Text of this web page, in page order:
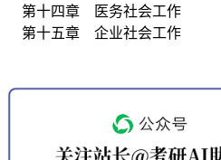
第十四章 医务社会工作
第十五章 企业社会工作